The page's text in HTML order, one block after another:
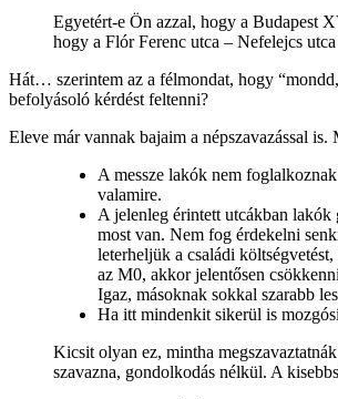
Egyetért-e Ön azzal, hogy a Budapest
hogy a Flór Ferenc utca – Nefelejcs
Hát… szerintem az a félmondat, hogy
befolyásoló kérdést feltenni?
Eleve már vannak bajaim a népszavazással
A messze lakók nem
valamire.
A jelenleg érintett utcákban
most van. Nem fog érdekelni
leterheljük a családi
az M0, akkor jelentősen
Igaz, másoknak sokkal szarabb
Ha itt mindenkit sikerül is
Kicsit olyan ez, mintha
szavazna, gondolkodás nélkül. A